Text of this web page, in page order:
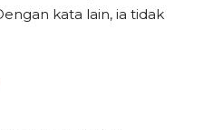
kata lain, ia tidak